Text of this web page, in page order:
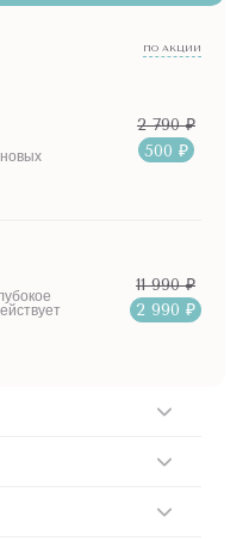
ПО АКЦИИ
2 790 ₽
500 ₽
11 990 ₽
2 990 ₽